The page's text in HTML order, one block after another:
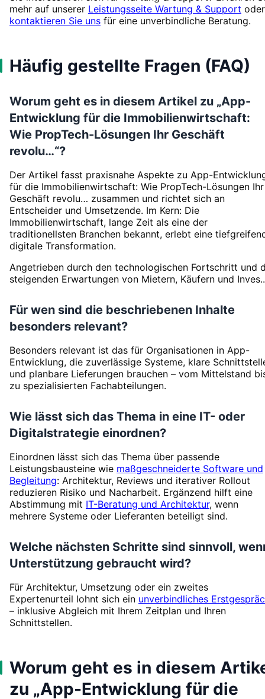
mehr auf unserer Leistungsseite Wartung & Support oder
kontaktieren Sie uns für eine unverbindliche Beratung.
Häufig gestellte Fragen (FAQ)
Worum geht es in diesem Artikel zu „App-
Entwicklung für die Immobilienwirtschaft:
Wie PropTech-Lösungen Ihr Geschäft
revolu…“?
Der Artikel fasst praxisnahe Aspekte zu App-
für die Immobilienwirtschaft: Wie PropTech-Lösungen Ihr
Geschäft revolu… zusammen und richtet sich an
Entscheider und Umsetzende. Im Kern: Die
Immobilienwirtschaft, lange Zeit als eine der
traditionellsten Branchen bekannt, erlebt eine
digitale Transformation.
Angetrieben durch den technologischen Fortschritt und
steigenden Erwartungen von Mietern, Käufern und
Für wen sind die beschriebenen Inhalte
besonders relevant?
Besonders relevant ist das für Organisationen in App-
Entwicklung, die zuverlässige Systeme, klare
und planbare Lieferungen brauchen – vom Mittelstand
zu spezialisierten Fachabteilungen.
Wie lässt sich das Thema in eine IT- oder
Digitalstrategie einordnen?
Einordnen lässt sich das Thema über passende
Leistungsbausteine wie maßgeschneiderte Software und
Begleitung: Architektur, Reviews und iterativer Rollout
reduzieren Risiko und Nacharbeit. Ergänzend hilft eine
Abstimmung mit IT-Beratung und Architektur, wenn
mehrere Systeme oder Lieferanten beteiligt sind.
Welche nächsten Schritte sind sinnvoll,
Unterstützung gebraucht wird?
Für Architektur, Umsetzung oder ein zweites
Expertenurteil lohnt sich ein unverbindliches
– inklusive Abgleich mit Ihrem Zeitplan und Ihren
Schnittstellen.
Worum geht es in diesem
zu „App-Entwicklung für die